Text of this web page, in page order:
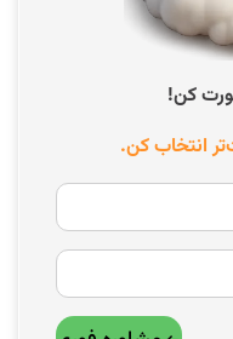
کن!
انتخاب کن.